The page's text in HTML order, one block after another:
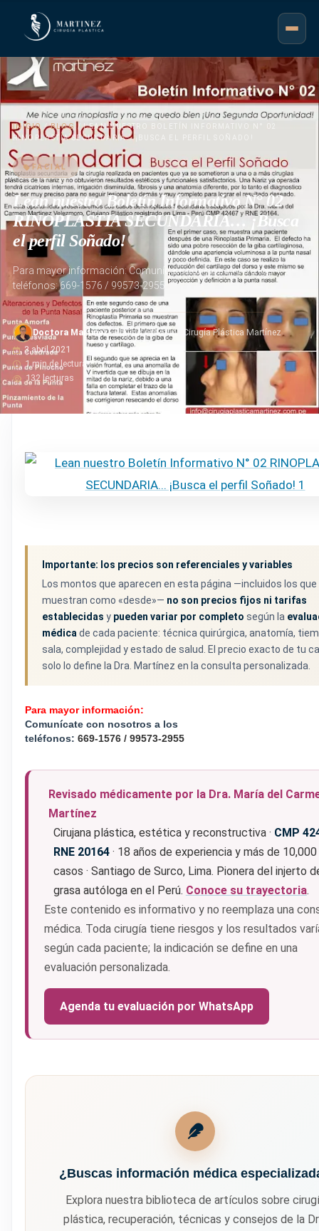
INICIO /BLOG
/ LEAN NUESTRO BOLETÍN INFORMATIVO N° 02
RINOPLASTIA SECUNDARIA… ¡BUSCA EL PERFIL SOÑADO!
FACIAL
Lean nuestro Boletín Informativo N° 02
RINOPLASTIA SECUNDARIA… ¡Busca
el perfil Soñado!
Para mayor información: Comunícate con nosotros a los
teléfonos: 669-1576 / 99573-2955
Doctora Martinez· Equipo editorial · Cirugía Plástica Martínez
3 abril 2021
1 min de lectura
132 lecturas
Importante: los precios son referenciales y variables
Los montos que aparecen en esta página —incluidos los que
muestran como «desde»— no son precios fijos ni tarifas
establecidas y pueden variar por completo según la
médica de cada paciente: técnica quirúrgica, anatomía,
sala, complejidad y estado de salud. El precio exacto de tu
solo lo define la Dra. Martínez en la consulta personalizada.
Para mayor información:
Comunícate con nosotros a los
teléfonos: 669-1576 / 99573-2955
Revisado médicamente por la Dra. María del
Martínez
Cirujana plástica, estética y reconstructiva · CMP
RNE 20164· 18 años de experiencia y más de 10,000
casos · Santiago de Surco, Lima. Pionera del injerto
grasa autóloga en el Perú. Conoce su trayectoria.
Este contenido es informativo y no reemplaza una
médica. Toda cirugía tiene riesgos y los resultados
según cada paciente; la indicación se define en una
evaluación personalizada.
Agenda tu evaluación por WhatsApp
¿Buscas información médica
Explora nuestra biblioteca de artículos sobre
plástica, recuperación, técnicas y consejos de la